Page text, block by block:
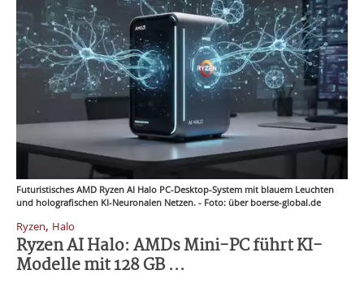
Futuristisches AMD Ryzen AI Halo PC-Desktop-System mit blauem Leuchten
und holografischen KI-Neuronalen Netzen. - Foto: über boerse-global.de
Ryzen, Halo
Ryzen AI Halo: AMDs Mini-PC führt KI-
Modelle mit 128 GB ...